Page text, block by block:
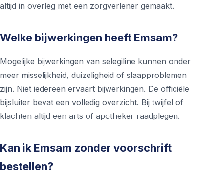
altijd in overleg met een zorgverlener gemaakt.
Welke bijwerkingen heeft Emsam?
Mogelijke bijwerkingen van selegiline kunnen onder
meer misselijkheid, duizeligheid of slaapproblemen
zijn. Niet iedereen ervaart bijwerkingen. De officiële
bijsluiter bevat een volledig overzicht. Bij twijfel of
klachten altijd een arts of apotheker raadplegen.
Kan ik Emsam zonder voorschrift
bestellen?